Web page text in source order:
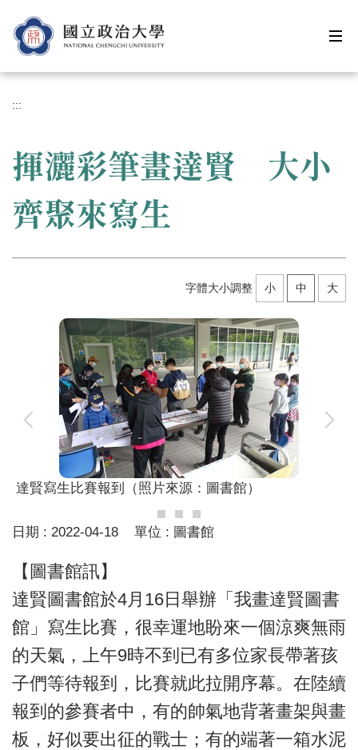
到
主
內
區
:::
揮灑彩筆畫達賢 大小
齊聚來寫生
字體大小調整 小 中 大
達賢寫生比賽報到（照片來源：圖書館）
日期 : 2022-04-18 單位 : 圖書館
【圖書館訊】
達賢圖書館於4月16日舉辦「我畫達賢圖書
館」寫生比賽，很幸運地盼來一個涼爽無雨
的天氣，上午9時不到已有多位家長帶著孩
子們等待報到，比賽就此拉開序幕。在陸續
報到的參賽者中，有的帥氣地背著畫架與畫
板，好似要出征的戰士；有的端著一箱水泥